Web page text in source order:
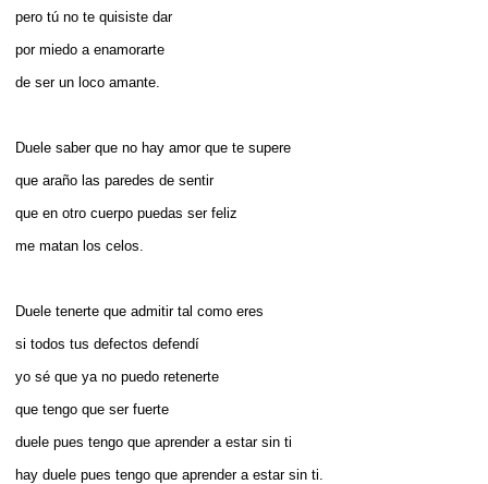
pero tú no te quisiste dar
por miedo a enamorarte
de ser un loco amante.
Duele saber que no hay amor que te supere
que araño las paredes de sentir
que en otro cuerpo puedas ser feliz
me matan los celos.
Duele tenerte que admitir tal como eres
si todos tus defectos defendí
yo sé que ya no puedo retenerte
que tengo que ser fuerte
duele pues tengo que aprender a estar sin ti
hay duele pues tengo que aprender a estar sin ti.